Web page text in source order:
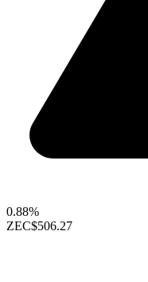
0.88%
ZEC$506.27